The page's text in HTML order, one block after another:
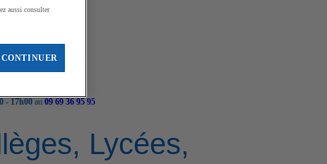
- 17h00 au 09 69 36 95 95
Lycées,
aussi consulter